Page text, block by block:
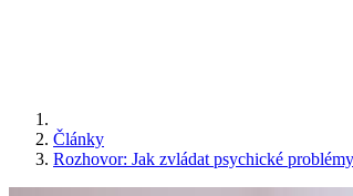
Články
Rozhovor: Jak zvládat psychické